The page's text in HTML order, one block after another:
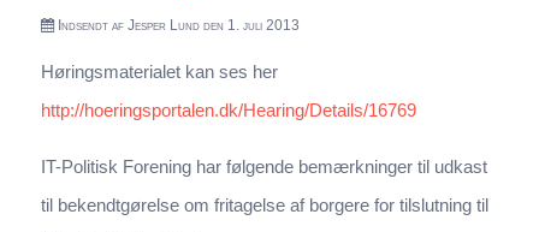
Indsendt af Jesper Lundden 1. juli 2013
Høringsmaterialet kan ses her
http://hoeringsportalen.dk/Hearing/Details/16769
IT-Politisk Forening har følgende bemærkninger til udkast
til bekendtgørelse om fritagelse af borgere for tilslutning til